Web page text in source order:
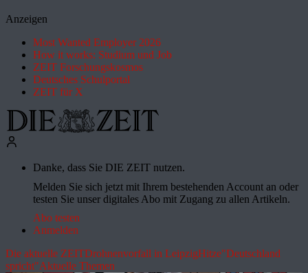
Anzeigen
Most Wanted Employer 2026
How it works: Studium und Job
ZEIT Forschungskosmos
Deutsches Schulportal
ZEIT für X
Danke, dass Sie DIE ZEIT nutzen.
Melden Sie sich jetzt mit Ihrem bestehenden Account an oder
testen Sie unser digitales Abo mit Zugang zu allen Artikeln.
Abo testen
Anmelden
Die aktuelle ZEITDrohnenvorfall in LeipzigHitze"Deutschland
spricht"Aktuelle Themen